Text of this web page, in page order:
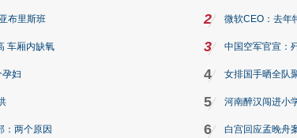
布里斯班
车厢内缺氧
妇
：两个原因
2 微软CEO：去年
3 中国空军官宣：
4 女排国手晒全队
5 河南醉汉闯进小
6 白宫回应孟晚舟